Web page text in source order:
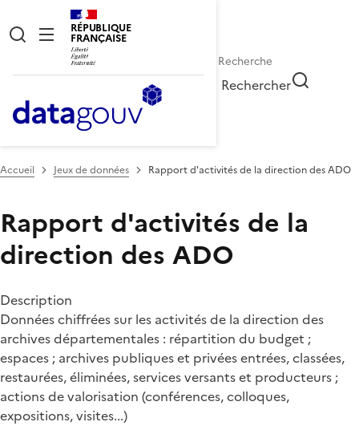
RÉPUBLIQUE
FRANÇAISE
Rechercher
Accueil Jeux de données Rapport d'activités de la direction des ADO
Rapport d'activités de la
direction des ADO
Description
Données chiffrées sur les activités de la direction des
archives départementales : répartition du budget ;
espaces ; archives publiques et privées entrées, classées,
restaurées, éliminées, services versants et producteurs ;
actions de valorisation (conférences, colloques,
expositions, visites...)